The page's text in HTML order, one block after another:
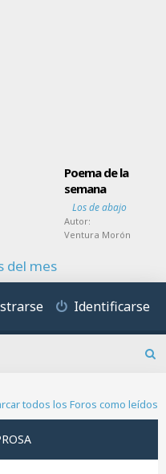
Poema de la
semana
Los de abajo
Autor:
Ventura Morón
del mes
Identificarse
todos los Foros como leídos